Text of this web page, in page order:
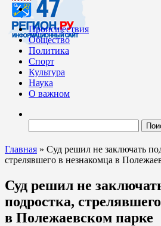
Происшествия
Общество
Политика
Спорт
Культура
Наука
О важном
Главная » Суд решил не заключать
стрелявшего в незнакомца в
Суд решил не
подростка,
в Полежаевском парке